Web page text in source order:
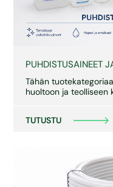
PUHDISTUSAINEET
Tähän
huoltoon ja teolliseen
TUTUSTU